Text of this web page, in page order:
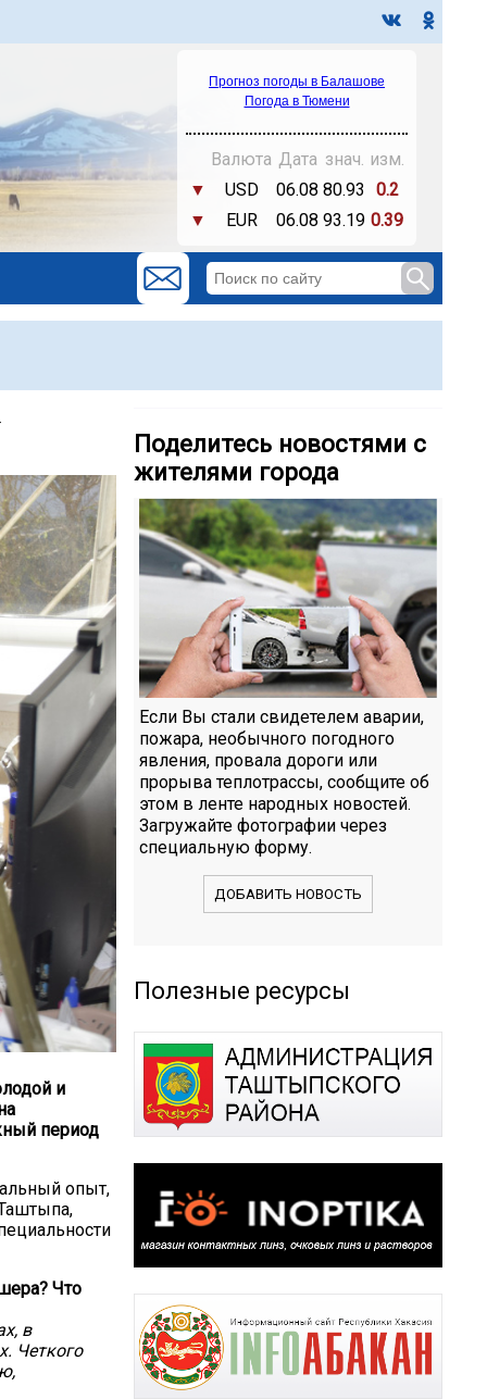
Прогноз погоды в Балашове
Погода в Тюмени
Валюта Дата знач. изм.
▼
USD 06.08 80.93
0.2
▼
EUR 06.08 93.19 0.39
и
период
опыт,
Что
в
Четкого
Поделитесь новостями с
жителями города
Если Вы стали свидетелем аварии,
пожара, необычного погодного
явления, провала дороги или
прорыва теплотрассы, сообщите об
этом в ленте народных новостей.
Загружайте фотографии через
специальную форму.
ДОБАВИТЬ НОВОСТЬ
Полезные ресурсы